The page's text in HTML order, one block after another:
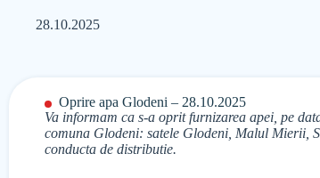
28.10.2025
Oprire apa Glodeni – 28.10.2025
Va informam ca s-a oprit furnizarea apei, pe
comuna Glodeni: satele Glodeni, Malul Mierii,
conducta de distributie.